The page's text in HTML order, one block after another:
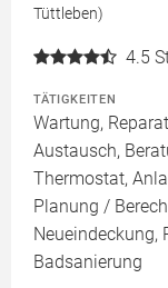
Tüttleben)
4.5
TÄTIGKEITEN
Wartung,
Austausch,
Thermostat,
Planung /
Neueindeckung,
Badsanierung